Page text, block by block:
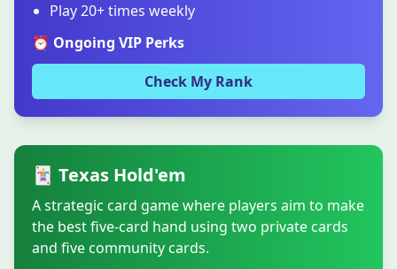
Play 20+ times weekly
⏰ Ongoing VIP Perks
Check My Rank
🃏 Texas Hold'em
A strategic card game where players aim to make
the best five-card hand using two private cards
and five community cards.